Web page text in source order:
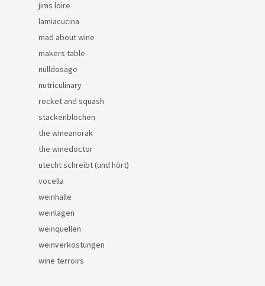
jims loire
lamiacucina
mad about wine
makers table
nulldosage
nutriculinary
rocket and squash
stackenblochen
the wineanorak
the winedoctor
utecht schreibt (und hört)
vocella
weinhalle
weinlagen
weinquellen
weinverkostungen
wine terroirs